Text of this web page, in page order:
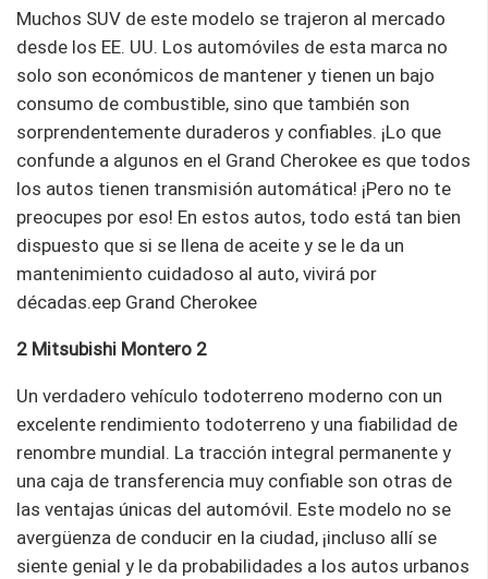
Muchos SUV de este modelo se trajeron al mercado
desde los EE. UU. Los automóviles de esta marca no
solo son económicos de mantener y tienen un bajo
consumo de combustible, sino que también son
sorprendentemente duraderos y confiables. ¡Lo que
confunde a algunos en el Grand Cherokee es que todos
los autos tienen transmisión automática! ¡Pero no te
preocupes por eso! En estos autos, todo está tan bien
dispuesto que si se llena de aceite y se le da un
mantenimiento cuidadoso al auto, vivirá por
décadas.eep Grand Cherokee
2 Mitsubishi Montero 2
Un verdadero vehículo todoterreno moderno con un
excelente rendimiento todoterreno y una fiabilidad de
renombre mundial. La tracción integral permanente y
una caja de transferencia muy confiable son otras de
las ventajas únicas del automóvil. Este modelo no se
avergüenza de conducir en la ciudad, ¡incluso allí se
siente genial y le da probabilidades a los autos urbanos